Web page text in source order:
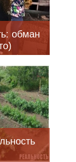
обман